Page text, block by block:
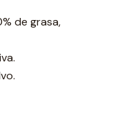
de grasa,